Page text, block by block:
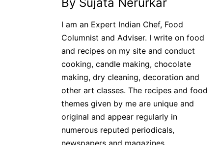
I am an Expert Indian Chef, Food
Columnist and Adviser. I write on food
and recipes on my site and conduct
cooking, candle making, chocolate
making, dry cleaning, decoration and
other art classes. The recipes and food
themes given by me are unique and
original and appear regularly in
numerous reputed periodicals,
newspapers and magazines.